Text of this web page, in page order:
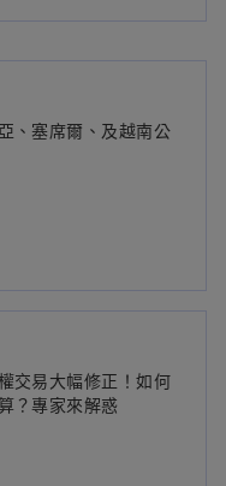
、塞席爾、及越南公
交易大幅修正！如何
？專家來解惑